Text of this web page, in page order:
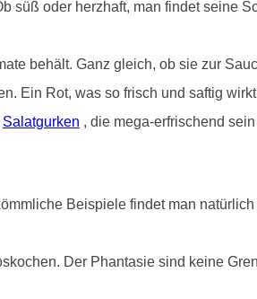
süß oder herzhaft, man findet seine
behält. Ganz gleich, ob sie zur
Ein Rot, was so frisch und saftig
Salatgurken , die mega-erfrischend
Beispiele findet man
Der Phantasie sind keine